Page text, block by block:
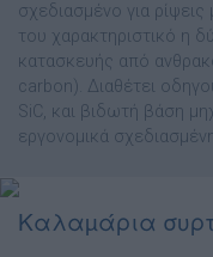
σχεδιασµένο για
του χαρακτηριστικό η
κατασκευής από
carbon). ∆ιαθέτει
SiC, και βιδωτή βάση
εργονοµικά
Καλαµάρια